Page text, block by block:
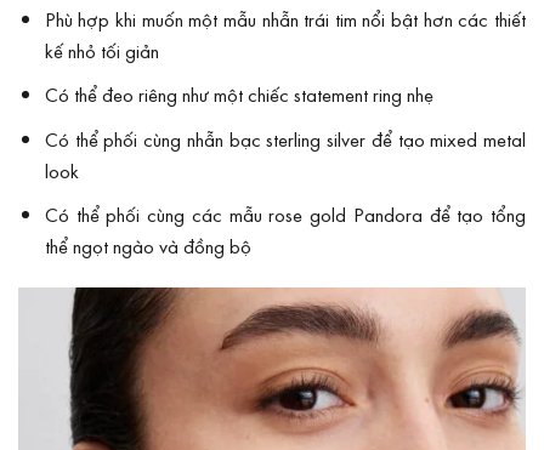
Phù hợp khi muốn một mẫu nhẫn trái tim nổi bật hơn các thiết
kế nhỏ tối giản
Có thể đeo riêng như một chiếc statement ring nhẹ
Có thể phối cùng nhẫn bạc sterling silver để tạo mixed metal
look
Có thể phối cùng các mẫu rose gold Pandora để tạo tổng
thể ngọt ngào và đồng bộ